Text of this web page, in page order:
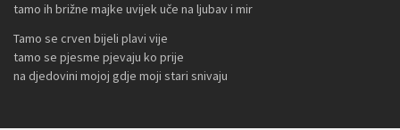
tamo ih brižne majke uvijek uče na ljubav i mir
Tamo se crven bijeli plavi vije
tamo se pjesme pjevaju ko prije
na djedovini mojoj gdje moji stari snivaju